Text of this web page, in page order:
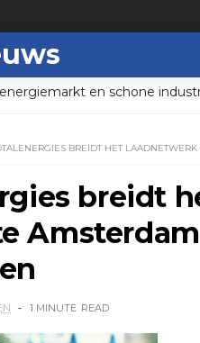
en schone
BREIDT HET
breidt
1 MINUTE READ